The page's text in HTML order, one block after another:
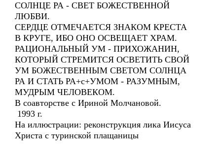
СОЛНЦЕ РА - СВЕТ БОЖЕСТВЕННОЙ
ЛЮБВИ.
СЕРДЦЕ ОТМЕЧАЕТСЯ ЗНАКОМ КРЕСТА
В КРУГЕ, ИБО ОНО ОСВЕЩАЕТ ХРАМ.
РАЦИОНАЛЬНЫЙ УМ - ПРИХОЖАНИН,
КОТОРЫЙ СТРЕМИТСЯ ОСВЕТИТЬ СВОЙ
УМ БОЖЕСТВЕННЫМ СВЕТОМ СОЛНЦА
РА И СТАТЬ РА+с+УМОМ - РАЗУМНЫМ,
МУДРЫМ ЧЕЛОВЕКОМ.
В соавторстве с Ириной Молчановой.
1993 г.
На иллюстрации: реконструкция лика Иисуса
Христа с туринской плащаницы